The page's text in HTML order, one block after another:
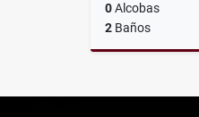
0Alcobas
2 Baños